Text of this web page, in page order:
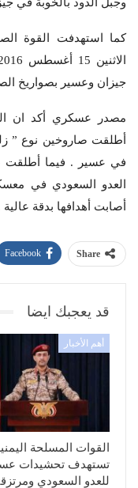
وجبل الدود بالخوبة في
كما استهدفت القوة
جيزان وعسير بصواريخ
مصدر عسكري أكد ان
في عسير . فيما أطلقت
العدو السعودي في
أصابت أهدافها بدقة عالية
Share
Facebook
قد يعجبك ايضا
أهم الأخبار
القوات المسلحة
تستهدف تحشيدات
للعدو السعودي